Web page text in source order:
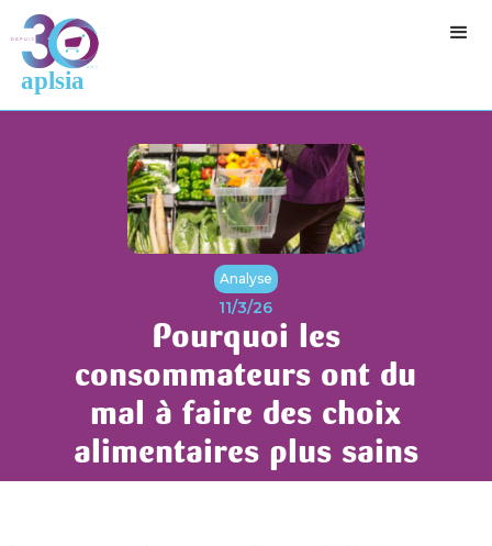
Analyse
11/3/26
Pourquoi les
consommateurs ont du
mal à faire des choix
alimentaires plus sains